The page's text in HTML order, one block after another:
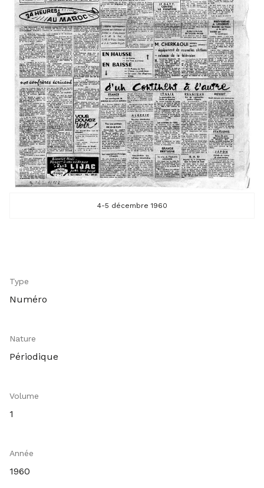
4-5 décembre 1960
Type
Numéro
Nature
Périodique
Volume
1
Année
1960